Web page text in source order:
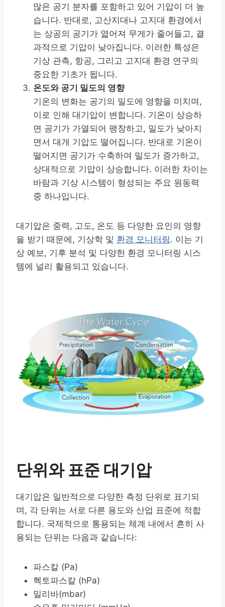
많은 공기 분자를 포함하고 있어 기압이 더 높
습니다. 반대로, 고산지대나 고지대 환경에서
는 상공의 공기가 엷어져 무게가 줄어들고, 결
과적으로 기압이 낮아집니다. 이러한 특성은
기상 관측, 항공, 그리고 고지대 환경 연구의
중요한 기초가 됩니다.
온도와 공기 밀도의 영향
기온의 변화는 공기의 밀도에 영향을 미치며,
이로 인해 대기압이 변합니다. 기온이 상승하
면 공기가 가열되어 팽창하고, 밀도가 낮아지
면서 대개 기압도 떨어집니다. 반대로 기온이
떨어지면 공기가 수축하여 밀도가 증가하고,
상대적으로 기압이 상승합니다. 이러한 차이는
바람과 기상 시스템이 형성되는 주요 원동력
중 하나입니다.
대기압은 중력, 고도, 온도 등 다양한 요인의 영향
을 받기 때문에, 기상학 및 환경 모니터링. 이는 기
상 예보, 기후 분석 및 다양한 환경 모니터링 시스
템에 널리 활용되고 있습니다.
단위와 표준 대기압
대기압은 일반적으로 다양한 측정 단위로 표기되
며, 각 단위는 서로 다른 용도와 산업 표준에 적합
합니다. 국제적으로 통용되는 체계 내에서 흔히 사
용되는 단위는 다음과 같습니다:
파스칼 (Pa)
헥토파스칼 (hPa)
밀리바(mbar)